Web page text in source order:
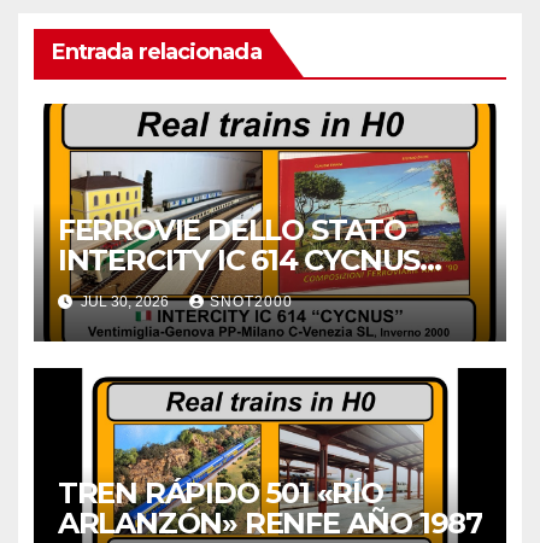
Entrada relacionada
FERROVIE DELLO STATO
INTERCITY IC 614 CYCNUS
INVERNO 2000
JUL 30, 2026 SNOT2000
TREN RÁPIDO 501 «RÍO
ARLANZÓN» RENFE AÑO 1987